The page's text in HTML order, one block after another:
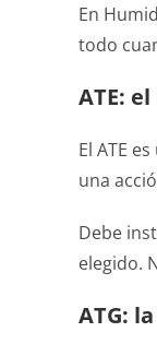
En
todo
ATE:
El ATE
una
Debe
elegido.
ATG: